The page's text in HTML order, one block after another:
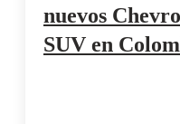
nuevos
SUV en